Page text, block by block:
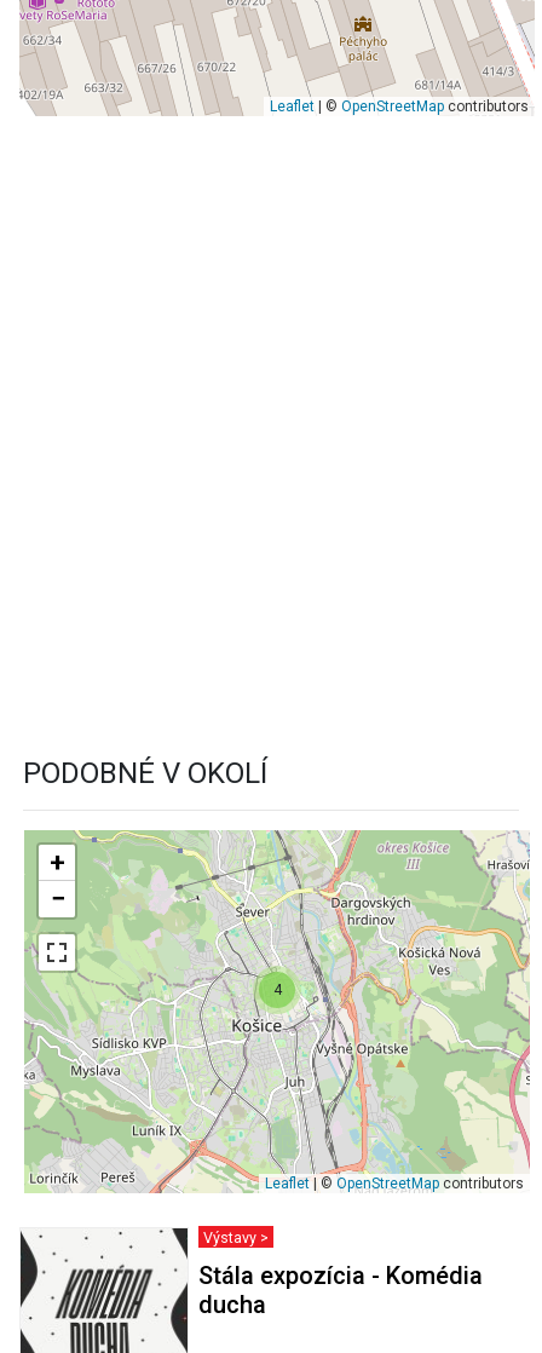
Leaflet| © OpenStreetMapcontributors
PODOBNÉ V OKOLÍ
4
+
−
Leaflet| © OpenStreetMap contributors
Výstavy >
Stála expozícia - Komédia
ducha